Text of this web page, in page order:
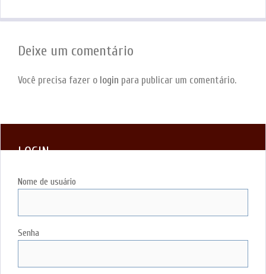
Deixe um comentário
Você precisa fazer o login para publicar um comentário.
LOGIN
Nome de usuário
Senha